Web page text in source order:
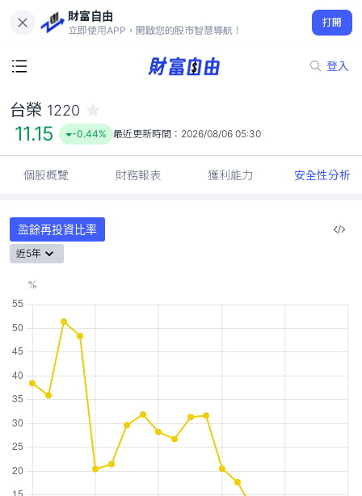
財富自由
立即使用APP，開啟您的股市智慧導航！
打開
登入
11.15
-0.44%
台榮 1220
11.15 -0.44% 最近更新時間： 2026/08/06 05:30
個股概覽 財務報表 獲利能力 安全性分析
盈餘再投資比率
近5年